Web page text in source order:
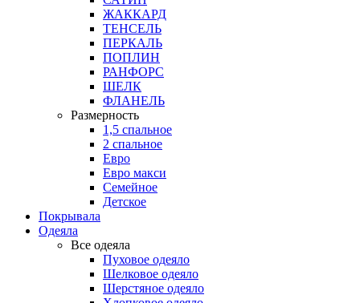
ЖАККАРД
ТЕНСЕЛЬ
ПЕРКАЛЬ
ПОПЛИН
РАНФОРС
ШЕЛК
ФЛАНЕЛЬ
Размерность
1,5 спальное
2 спальное
Евро
Евро макси
Семейное
Детское
Покрывала
Одеяла
Все одеяла
Пуховое одеяло
Шелковое одеяло
Шерстяное одеяло